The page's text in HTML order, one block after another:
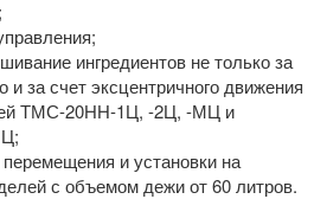
ингредиентов не только за
и за счет эксцентричного движения
ТМС-20НН-1Ц, -2Ц, -МЦ и
и установки на
с объемом дежи от 60 литров.